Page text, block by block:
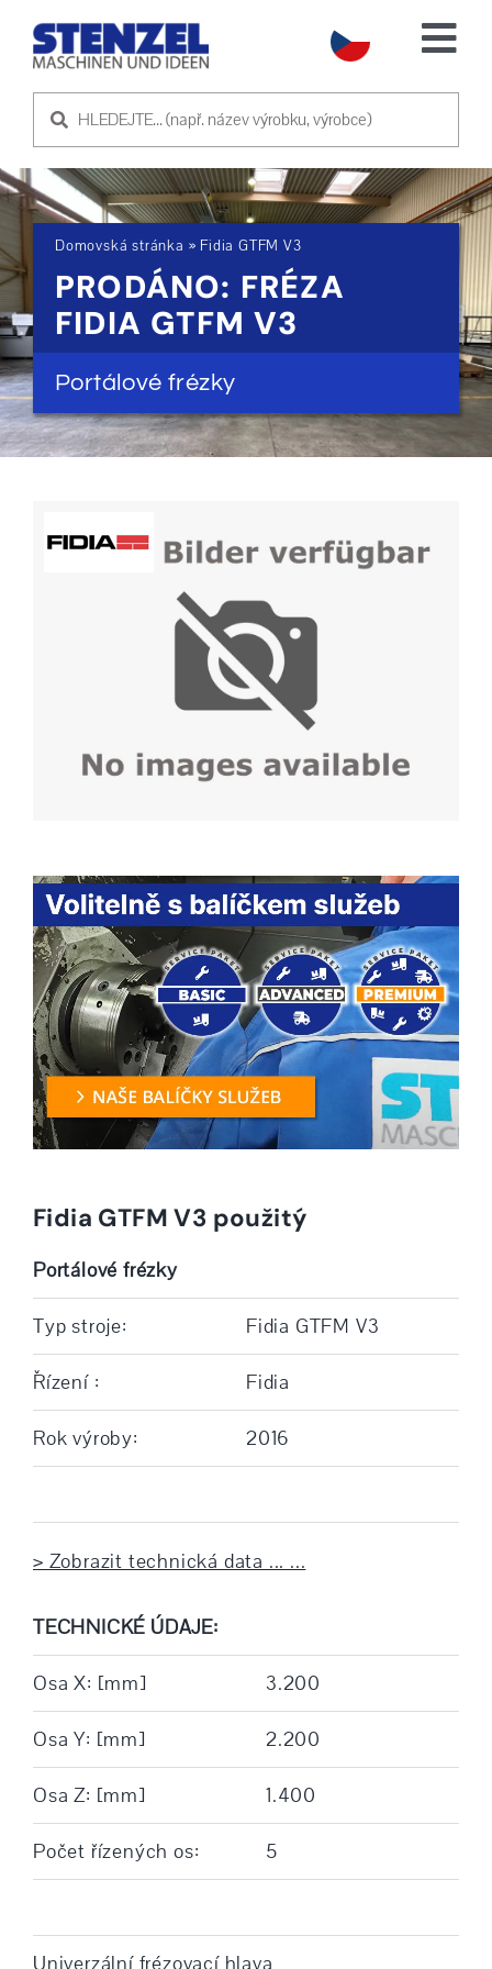
POUŽITÉ STROJE
PRODEJ STROJE
SLUŽBA
O NÁS
KONTAKTUJTE NÁS
Domovská stránka » Fidia GTFM V3
PRODÁNO: FRÉZA
FIDIA GTFM V3
Portálové frézky
Fidia GTFM V3 použitý
Portálové frézky
Typ stroje: Fidia GTFM V3
Řízení : Fidia
Rok výroby: 2016
> Zobrazit technická data ... ...
TECHNICKÉ ÚDAJE:
Osa X: [mm] 3.200
Osa Y: [mm] 2.200
Osa Z: [mm] 1.400
Počet řízených os: 5
Univerzální frézovací hlava